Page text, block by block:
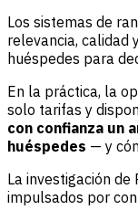
Los sistemas de
relevancia, calidad
huéspedes para
En la práctica, la
solo tarifas y
con confianza un
huéspedes — y
La investigación
impulsados por